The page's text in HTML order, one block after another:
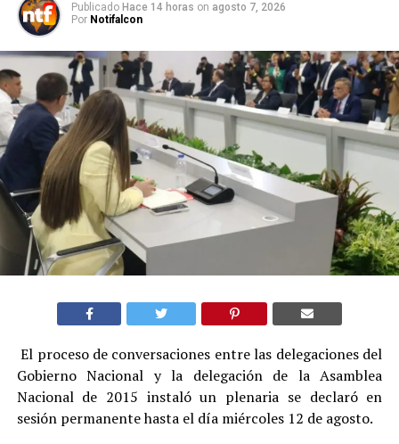
Publicado Hace 14 horas on agosto 7, 2026
Por Notifalcon
El proceso de conversaciones entre las delegaciones del
Gobierno Nacional y la delegación de la Asamblea
Nacional de 2015 instaló un plenaria se declaró en
sesión permanente hasta el día miércoles 12 de agosto.